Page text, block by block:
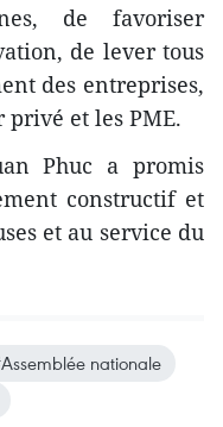
de favoriser
de lever tous
des entreprises,
et les PME.
Phuc a promis
constructif et
et au service du
nationale